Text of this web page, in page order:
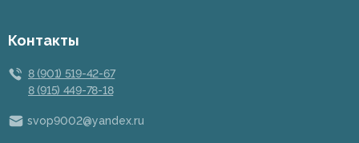
Контакты
8 (901) 519-42-67
8 (915) 449-78-18
svop9002@yandex.ru